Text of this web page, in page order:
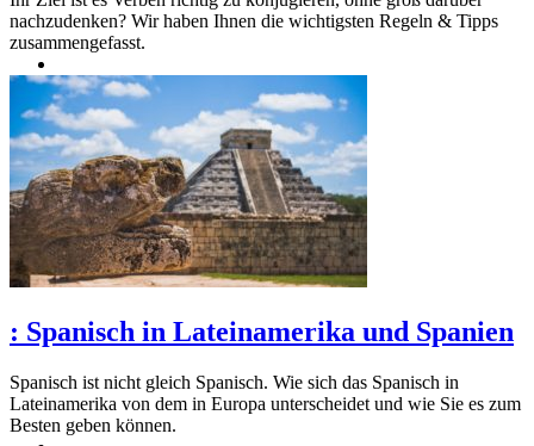
nachzudenken? Wir haben Ihnen die wichtigsten Regeln & Tipps
zusammengefasst.
: Spanisch in Lateinamerika und Spanien
Spanisch ist nicht gleich Spanisch. Wie sich das Spanisch in
Lateinamerika von dem in Europa unterscheidet und wie Sie es zum
Besten geben können.